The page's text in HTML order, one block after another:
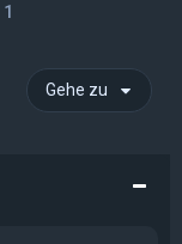
1
Gehe zu